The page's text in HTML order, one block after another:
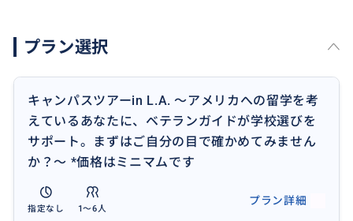
など
ょうか？
留学は、自分の将来的に関わる大きな選択、費用もか
かり家族も関わる大きな問題。
だからこそご自分の目で見て、しっかりと納得した上
で決めたいですよね。
プラン選択
キャンパスツアーin L.A. 〜アメリカへの留学を考
えているあなたに、ベテランガイドが学校選びを
サポート。まずはご自分の目で確かめてみません
か？〜 *価格はミニマムです
指定なし 1〜6人
プラン詳細